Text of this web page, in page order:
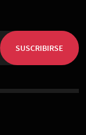
SUSCRIBIRSE